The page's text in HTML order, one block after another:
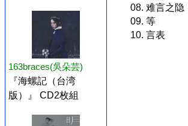
163braces(吳朵芸)
『海螺記（台湾
版）』 CD2枚組
08. 难言之隐
09. 等
10. 言表